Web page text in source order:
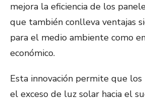
mejora la eficiencia de los
que también conlleva ventajas
para el medio ambiente como
económico.
Esta innovación permite que
el exceso de luz solar hacia el